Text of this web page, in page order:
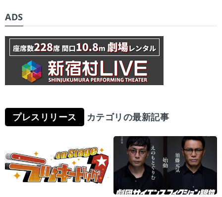
ADS
プレスリリース カテゴリの最新記事